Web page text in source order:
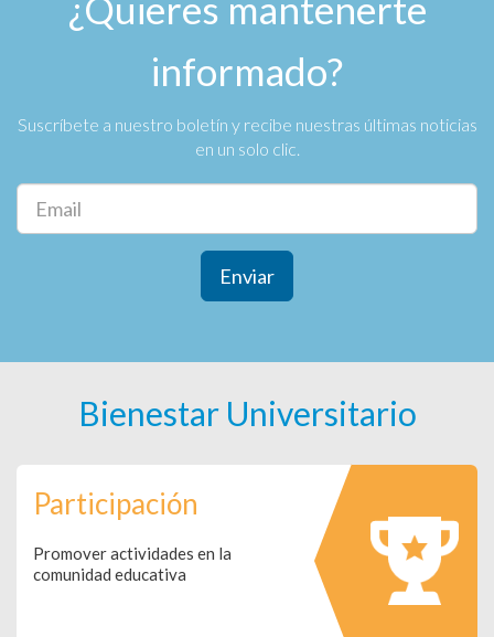
informado?
Suscríbete a nuestro boletín y recibe nuestras últimas noticias
en un solo clic.
Enviar
Bienestar Universitario
Participación
Promover actividades en la
comunidad educativa